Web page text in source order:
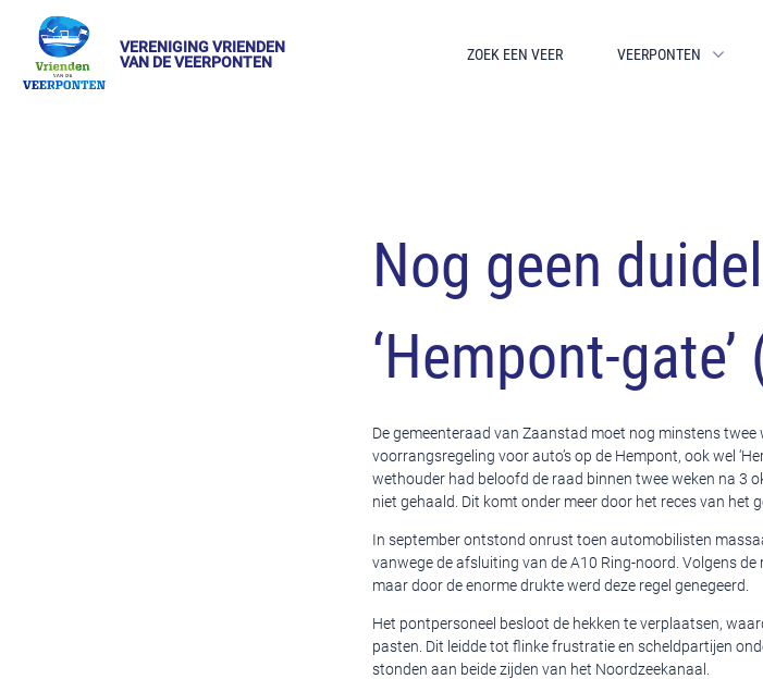
VERENIGING VRIENDEN
VAN DE VEERPONTEN
ZOEK EEN VEER VEERPONTEN
Nog geen
‘Hempont-
De gemeenteraad van Zaanstad moet nog minstens
voorrangsregeling voor auto’s op de Hempont, ook wel
wethouder had beloofd de raad binnen twee weken na 3
niet gehaald. Dit komt onder meer door het reces van het
In september ontstond onrust toen automobilisten
vanwege de afsluiting van de A10 Ring-noord. Volgens
maar door de enorme drukte werd deze regel genegeerd.
Het pontpersoneel besloot de hekken te verplaatsen,
pasten. Dit leidde tot flinke frustratie en scheldpartijen
stonden aan beide zijden van het Noordzeekanaal.